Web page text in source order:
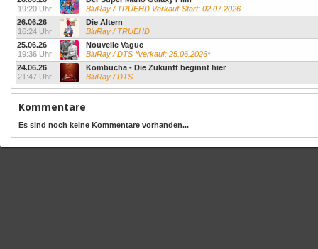
19:20 Uhr
BluRay / TRUEHD Verkauf-Start: 02.07.2026
26.06.26
16:24 Uhr
Die Ältern
BluRay / TRUEHD
25.06.26
19:36 Uhr
Nouvelle Vague
BluRay / DTS *Verkauf: 25.06.2026*
24.06.26
21:47 Uhr
Kombucha - Die Zukunft beginnt hier
BluRay / DTS
Kommentare
Es sind noch keine Kommentare vorhanden...